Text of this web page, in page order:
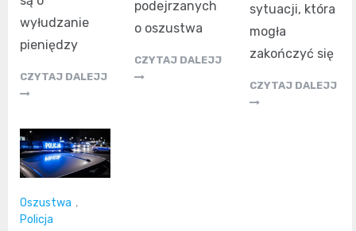
wyłudzanie
pieniędzy
CZYTAJ DALEJJ
podejrzanych
o oszustwa
CZYTAJ DALEJJ
sytuacji, która
mogła
zakończyć się
CZYTAJ DALEJJ
Oszustwa ,
Policja